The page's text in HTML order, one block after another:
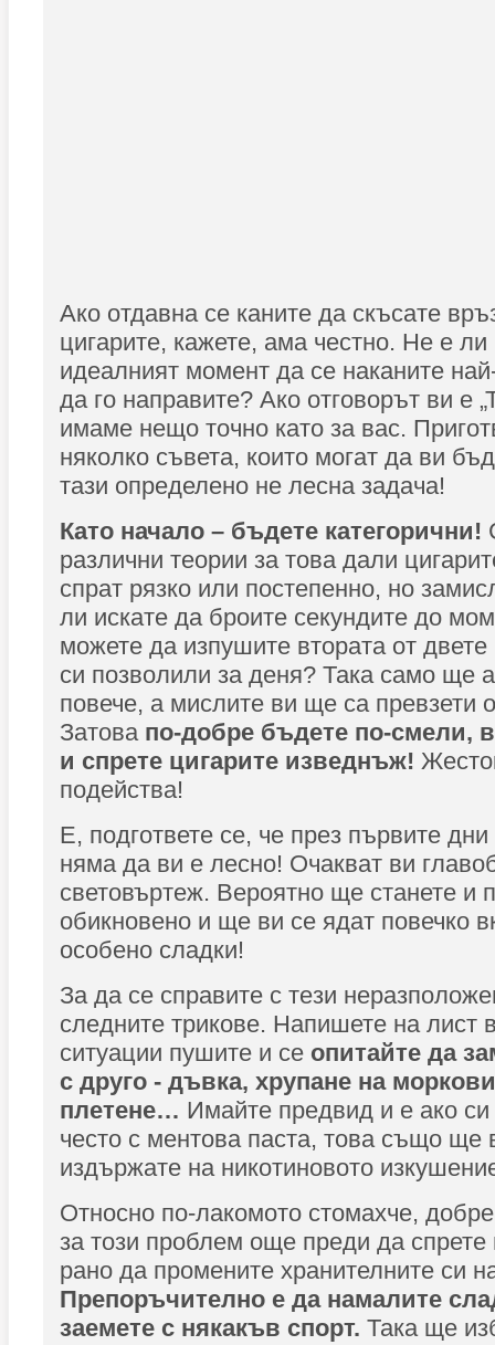
Ако отдавна се каните да скъсате
цигарите, кажете, ама честно. Не е
идеалният момент да се наканите
да го направите? Ако отговорът ви е
имаме нещо точно като за вас.
няколко съвета, които могат да ви
тази определено не лесна задача!
Като начало – бъдете категорични!
различни теории за това дали
спрат рязко или постепенно, но
ли искате да броите секундите до
можете да изпушите втората от двете
си позволили за деня? Така само ще
повече, а мислите ви ще са превзети
Затова по-добре бъдете по-смели,
и спрете цигарите изведнъж!
подейства!
Е, подгответе се, че през първите
няма да ви е лесно! Очакват ви
световъртеж. Вероятно ще станете и
обикновено и ще ви се ядат повечко
особено сладки!
За да се справите с тези
следните трикове. Напишете на лист
ситуации пушите и се опитайте да
с друго - дъвка, хрупане на
плетене… Имайте предвид и е ако
често с ментова паста, това също ще
издържате на никотиновото
Относно по-лакомото стомахче,
за този проблем още преди да спрете
рано да промените хранителните си
Препоръчително е да намалите
заемете с някакъв спорт. Така ще